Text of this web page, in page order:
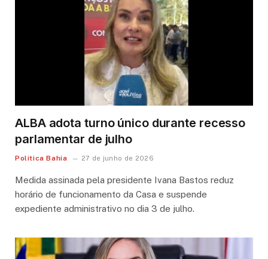
ALBA adota turno único durante recesso
parlamentar de julho
Política Bahia 27 de junho de 2026
Medida assinada pela presidente Ivana Bastos reduz
horário de funcionamento da Casa e suspende
expediente administrativo no dia 3 de julho.